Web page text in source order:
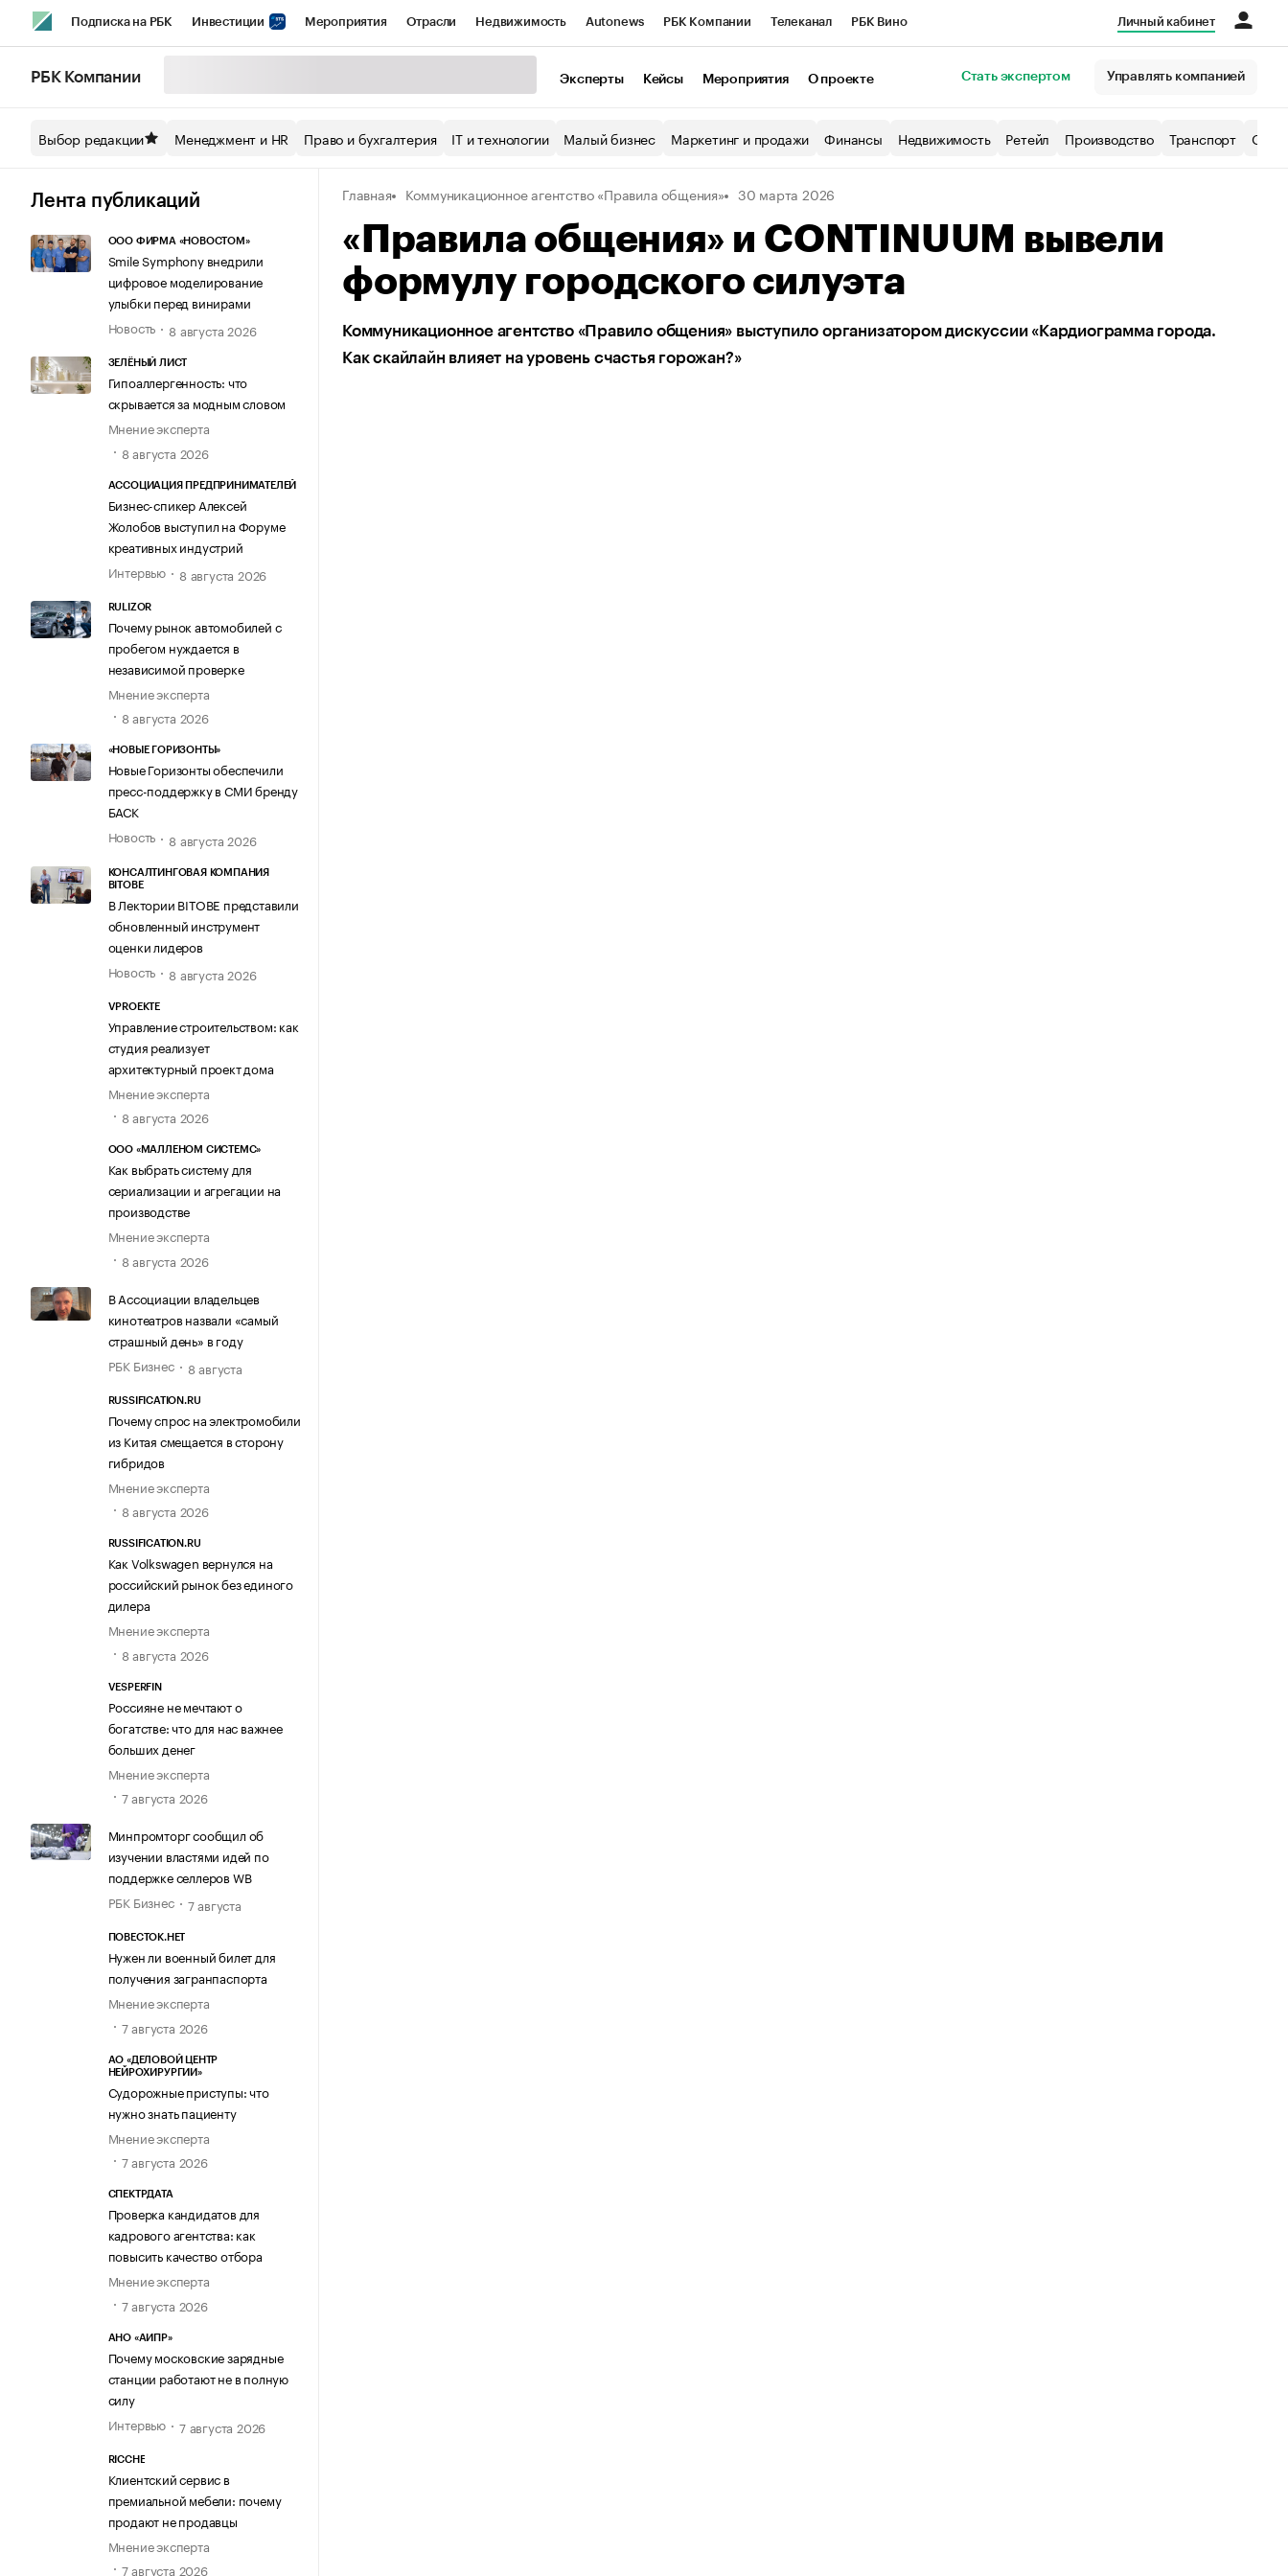
Подписка на РБК Инвестиции Мероприятия Отрасли Недвижимость Autonews РБК Компании Телеканал РБК Вино
Спецпроекты СПб Конференции СПб Спецпроекты Экономика Бизнес
Технологии и медиа Рынок наличной валюты
Личный кабинет
РБК Компании Эксперты Кейсы Мероприятия О проекте Стать экспертом Управлять компанией
Выбор редакции Менеджмент и HR Право и бухгалтерия IT и технологии Малый бизнес Маркетинг и продажи Финансы Недвижимость Ретейл Производство Транспорт
Лента публикаций
ООО ФИРМА «НОВОСТОМ»
Smile Symphony внедрили
цифровое моделирование
улыбки перед винирами
Новость
8 августа 2026
ЗЕЛЁНЫЙ ЛИСТ
Гипоаллергенность: что
скрывается за модным словом
Мнение эксперта
8 августа 2026
АССОЦИАЦИЯ ПРЕДПРИНИМАТЕЛЕЙ
Бизнес-спикер Алексей
Жолобов выступил на Форуме
креативных индустрий
Интервью
8 августа 2026
RULIZOR
Почему рынок автомобилей с
пробегом нуждается в
независимой проверке
Мнение эксперта
8 августа 2026
«НОВЫЕ ГОРИЗОНТЫ»
Новые Горизонты обеспечили
пресс-поддержку в СМИ бренду
БАСК
Новость
8 августа 2026
КОНСАЛТИНГОВАЯ КОМПАНИЯ
BITOBE
В Лектории BITOBE представили
обновленный инструмент
оценки лидеров
Новость
8 августа 2026
VPROEKTE
Управление строительством: как
студия реализует
архитектурный проект дома
Мнение эксперта
8 августа 2026
ООО «МАЛЛЕНОМ СИСТЕМС»
Как выбрать систему для
сериализации и агрегации на
производстве
Мнение эксперта
8 августа 2026
В Ассоциации владельцев
кинотеатров назвали «самый
страшный день» в году
РБК Бизнес
8 августа
RUSSIFICATION.RU
Почему спрос на электромобили
из Китая смещается в сторону
гибридов
Мнение эксперта
8 августа 2026
RUSSIFICATION.RU
Как Volkswagen вернулся на
российский рынок без единого
дилера
Мнение эксперта
8 августа 2026
VESPERFIN
Россияне не мечтают о
богатстве: что для нас важнее
больших денег
Мнение эксперта
7 августа 2026
Минпромторг сообщил об
изучении властями идей по
поддержке селлеров WB
РБК Бизнес
7 августа
ПОВЕСТОК.НЕТ
Нужен ли военный билет для
получения загранпаспорта
Мнение эксперта
7 августа 2026
АО «ДЕЛОВОЙ ЦЕНТР
НЕЙРОХИРУРГИИ»
Судорожные приступы: что
нужно знать пациенту
Мнение эксперта
7 августа 2026
СПЕКТРДАТА
Проверка кандидатов для
кадрового агентства: как
повысить качество отбора
Мнение эксперта
7 августа 2026
АНО «АИПР»
Почему московские зарядные
станции работают не в полную
силу
Интервью
7 августа 2026
RICCHE
Клиентский сервис в
премиальной мебели: почему
продают не продавцы
Мнение эксперта
7 августа 2026
Главная Коммуникационное агентство «Правила общения» 30 марта 2026
«Правила общения» и CONTINUUM вывели
формулу городского силуэта
Коммуникационное агентство «Правило общения» выступило организатором дискуссии «Кардиограмма города.
Как скайлайн влияет на уровень счастья горожан?»